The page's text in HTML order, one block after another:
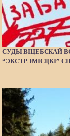
СУДЫ ВІЦЕБСКАЙ
“ЭКСТРЭМІСЦКІ”